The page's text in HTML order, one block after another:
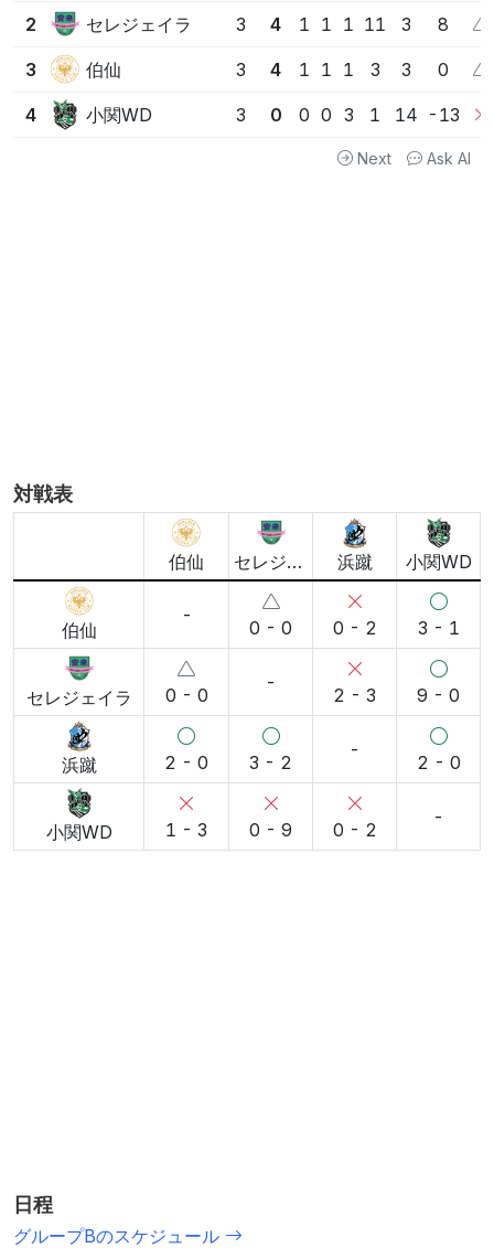
なりましたが、最後に1点を返した姿勢は次につながりま
浜蹴 は全勝と守備の安定で首位
セレジェイラ
は11得点の攻撃力が武器
2 セレジェイラ 3 4 1 1 1 11 3 8
3 伯仙 3 4 1 1 1 3 3 0
4 小関WD 3 0 0 0 3 1 14 -13
Next Ask AI
対戦表
伯仙 セレジェイラ 浜蹴 小関WD
伯仙
-
0 - 0 0 - 2 3 - 1
セレジェイラ 0 - 0
-
2 - 3 9 - 0
浜蹴 2 - 0 3 - 2
-
2 - 0
小関WD 1 - 3 0 - 9 0 - 2
-
日程
グループBのスケジュール